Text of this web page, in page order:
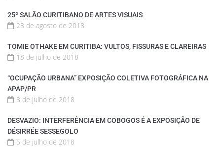
25º SALÃO CURITIBANO DE ARTES VISUAIS
23 de agosto de 2018
TOMIE OTHAKE EM CURITIBA: VULTOS, FISSURAS E CLAREIRAS
18 de julho de 2018
“OCUPAÇÃO URBANA” EXPOSIÇÃO COLETIVA FOTOGRÁFICA NA
APAP/PR
8 de julho de 2018
DESVAZIO: INTERFERÊNCIA EM COBOGOS É A EXPOSIÇÃO DE
DÉSIRRÉE SESSEGOLO
5 de julho de 2018